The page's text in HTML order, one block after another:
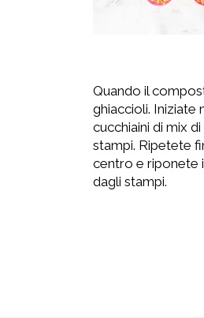
Quando il
ghiaccioli. Iniziate
cucchiaini di mix
stampi. Ripetete
centro e riponete
dagli stampi.